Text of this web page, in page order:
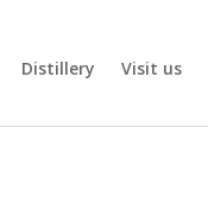
Distillery Visit us